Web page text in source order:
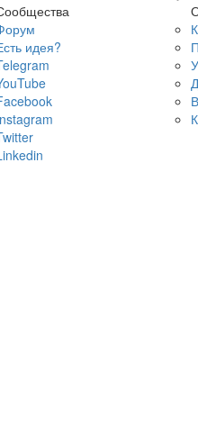
идея?